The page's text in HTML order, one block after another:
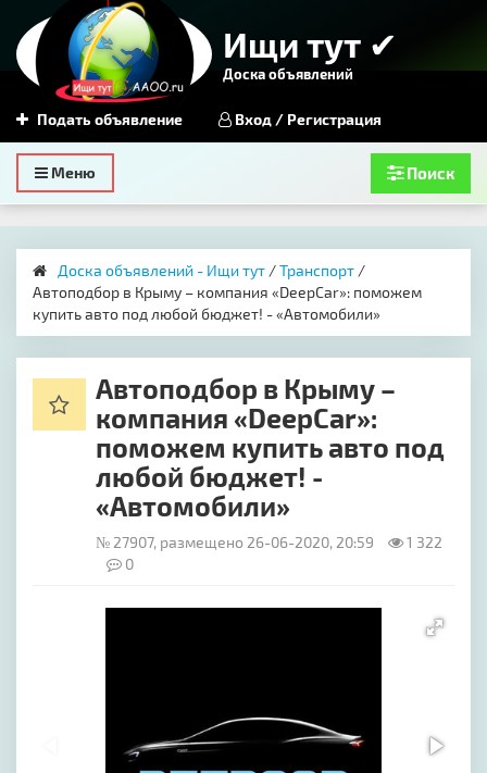
Ищи тут ✔
Доска объявлений
Подать объявление Вход / Регистрация
Toggle
navigation
Меню Поиск
Доска объявлений - Ищи тут /Транспорт / ​
Автоподбор в Крыму – компания «DeepCar»: поможем
купить авто под любой бюджет! - «Автомобили»
​Автоподбор в Крыму –
компания «DeepCar»:
поможем купить авто под
любой бюджет! -
«Автомобили»
№ 27907, размещено 26-06-2020, 20:59
1 322
0